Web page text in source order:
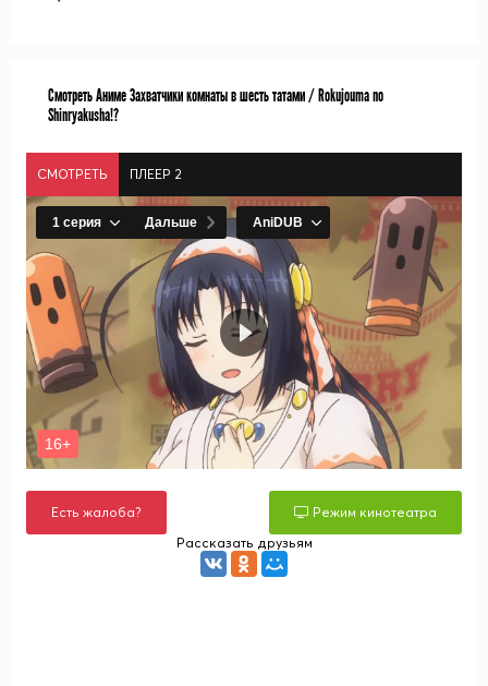
Смотреть Аниме Захватчики комнаты в шесть татами / Rokujouma no
Shinryakusha!?
СМОТРЕТЬ ПЛЕЕР 2
Есть жалоба?
Режим кинотеатра
Рассказать друзьям